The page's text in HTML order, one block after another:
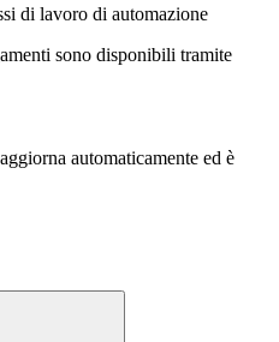
di lavoro di automazione
sono disponibili tramite
automaticamente ed è